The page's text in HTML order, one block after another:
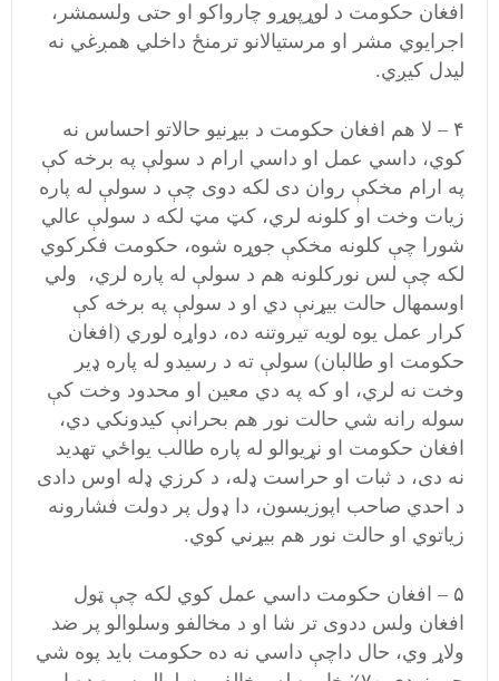
افغان حکومت د لوړپوړو چارواکو او حتی ولسمشر،
اجرایوي مشر او مرستیالانو ترمنځ داخلي همږغي نه
لیدل کیږي.
۴ – لا هم افغان حکومت د بیړنیو حالاتو احساس نه
کوي، داسي عمل او داسي ارام د سولې په برخه کې
په ارام مخکې روان دی لکه دوی چې د سولې له پاره
زیات وخت او کلونه لري، کټ مټ لکه د سولې عالي
شورا چې کلونه مخکې جوړه شوه، حکومت فکرکوي
لکه چې لس نورکلونه هم د سولې له پاره لري، ولي
اوسمهال حالت بیړنې دي او د سولې په برخه کې
کرار عمل یوه لویه تیروتنه ده، دواړه لوري (افغان
حکومت او طالبان) سولې ته د رسیدو له پاره ډیر
وخت نه لري، او که په دي معین او محدود وخت کې
سوله رانه شي حالت نور هم بحرانې کیدونکي دي،
افغان حکومت او نړیوالو له پاره طالب یواځي تهدید
نه دی، د ثبات او حراست ډله، د کرزي ډله اوس دادی
د احدي صاحب اپوزیسون، دا ډول پر دولت فشارونه
زیاتوي او حالت نور هم بیړني کوي.
۵ – افغان حکومت داسي عمل کوي لکه چې ټول
افغان ولس ددوی تر شا او د مخالفو وسلوالو پر ضد
ولاړ وي، حال داچې داسي نه ده حکومت باید پوه شي